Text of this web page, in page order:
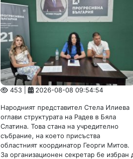
453 | 2026-08-08 09:54:54
Народният представител Стела Илиева
оглави структурата на Радев в Бяла
Слатина. Това стана на учредително
събрание, на което присъства
областният координатор Георги Митов.
За организационен секретар бе избран